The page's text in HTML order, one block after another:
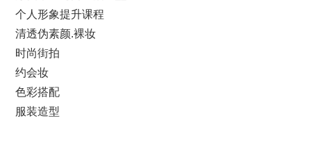
个人形象提升课程
清透伪素颜.裸妆
时尚街拍
约会妆
色彩搭配
服装造型